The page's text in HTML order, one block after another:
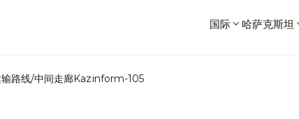
国际 哈萨克斯坦
路线/中间走廊Kazinform-105